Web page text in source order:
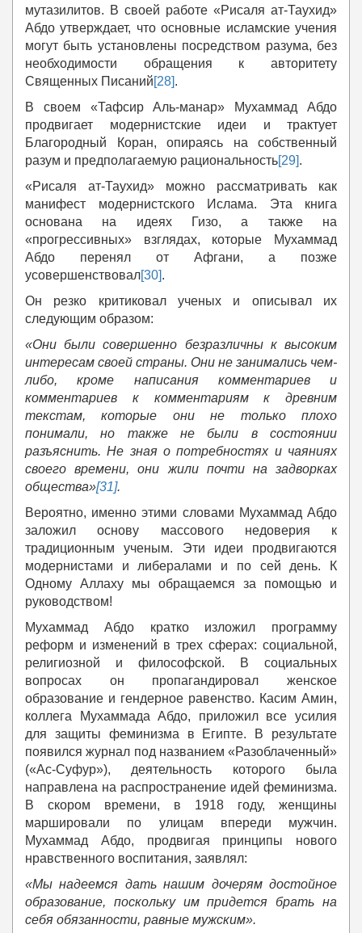
мутазилитов. В своей работе «Рисаля ат-Таухид»
Абдо утверждает, что основные исламские учения
могут быть установлены посредством разума, без
необходимости обращения к авторитету
Священных Писаний[28].
В своем «Тафсир Аль-манар» Мухаммад Абдо
продвигает модернистские идеи и трактует
Благородный Коран, опираясь на собственный
разум и предполагаемую рациональность[29].
«Рисаля ат-Таухид» можно рассматривать как
манифест модернистского Ислама. Эта книга
основана на идеях Гизо, а также на
«прогрессивных» взглядах, которые Мухаммад
Абдо перенял от Афгани, а позже
усовершенствовал[30].
Он резко критиковал ученых и описывал их
следующим образом:
«Они были совершенно безразличны к высоким
интересам своей страны. Они не занимались чем-
либо,кроме написания комментариев и
комментариев к комментариямк древним
текстам, которые они не только плохо
понимали, но такжене были в состоянии
разъяснить. Не зная о потребностях и чаяниях
своего времени, они жили почти на задворках
общества»[31].
Вероятно, именно этими словами Мухаммад Абдо
заложил основу массового недоверия к
традиционным ученым. Эти идеи продвигаются
модернистами и либералами и по сей день. К
Одному Аллаху мы обращаемся за помощью и
руководством!
Мухаммад Абдо кратко изложил программу
реформ и изменений в трех сферах: социальной,
религиозной и философской. В социальных
вопросах он пропагандировал женское
образование и гендерное равенство. Касим Амин,
коллега Мухаммада Абдо, приложил все усилия
для защиты феминизма в Египте. В результате
появился журнал под названием «Разоблаченный»
(«Ас-Суфур»), деятельность которого была
направлена на распространение идей феминизма.
В скором времени, в 1918 году, женщины
маршировали по улицам впереди мужчин.
Мухаммад Абдо, продвигая принципы нового
нравственного воспитания, заявлял:
«Мы надеемся дать нашим дочерям достойное
образование, поскольку им придется брать на
себя обязанности, равные мужским».